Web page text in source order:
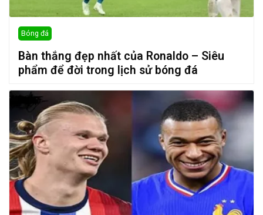
Bóng đá
Bàn thắng đẹp nhất của Ronaldo – Siêu
phẩm để đời trong lịch sử bóng đá